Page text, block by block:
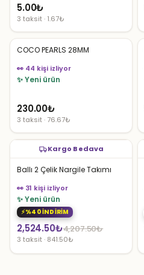
5.00₺
3 taksit · 1.67₺
COCO PEARLS 28MM
👀 44 kişi izliyor
✨ Yeni ürün
230.00₺
3 taksit · 76.67₺
Kargo Bedava
Ballı 2 Çelik Nargile Takımı
👀 31 kişi izliyor
✨ Yeni ürün
%40 İNDİRİM
4,207.50₺
Orijinal
fiyat:
2,524.50₺
Şu
andaki
3 taksit · 841.50₺